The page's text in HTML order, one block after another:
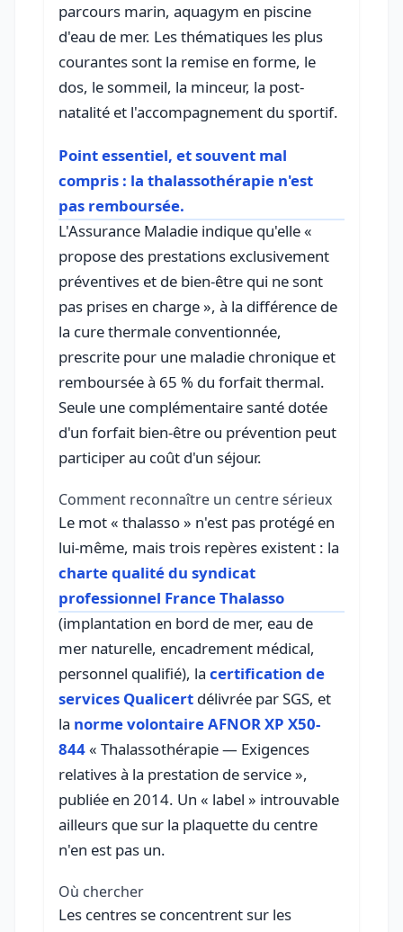
parcours marin, aquagym en piscine
d'eau de mer. Les thématiques les plus
courantes sont la remise en forme, le
dos, le sommeil, la minceur, la post-
natalité et l'accompagnement du sportif.
Point essentiel, et souvent mal
compris : la thalassothérapie n'est
pas remboursée.
L'Assurance Maladie indique qu'elle «
propose des prestations exclusivement
préventives et de bien-être qui ne sont
pas prises en charge », à la différence de
la cure thermale conventionnée,
prescrite pour une maladie chronique et
remboursée à 65 % du forfait thermal.
Seule une complémentaire santé dotée
d'un forfait bien-être ou prévention peut
participer au coût d'un séjour.
Comment reconnaître un centre sérieux
Le mot « thalasso » n'est pas protégé en
lui-même, mais trois repères existent : la
charte qualité du syndicat
professionnel France Thalasso
(implantation en bord de mer, eau de
mer naturelle, encadrement médical,
personnel qualifié), la certification de
services Qualicert délivrée par SGS, et
la norme volontaire AFNOR XP X50-
844« Thalassothérapie — Exigences
relatives à la prestation de service »,
publiée en 2014. Un « label » introuvable
ailleurs que sur la plaquette du centre
n'en est pas un.
Où chercher
Les centres se concentrent sur les